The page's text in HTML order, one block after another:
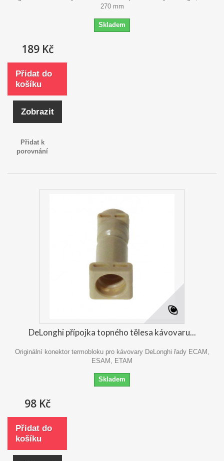
270 mm
Skladem
189 Kč
Přidat do
košíku
Zobrazit
Přidat k
porovnání
DeLonghi přípojka topného tělesa kávovaru...
Originální konektor termobloku pro kávovary DeLonghi řady ECAM,
ESAM, ETAM
Skladem
98 Kč
Přidat do
košíku